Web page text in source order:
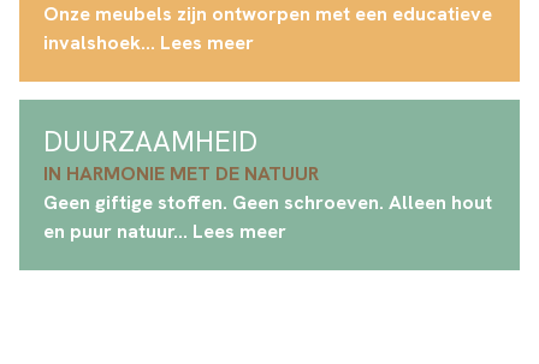
Onze meubels zijn ontworpen met een educatieve
invalshoek... Lees meer
DUURZAAMHEID
IN HARMONIE MET DE NATUUR
Geen giftige stoffen. Geen schroeven. Alleen hout
en puur natuur... Lees meer